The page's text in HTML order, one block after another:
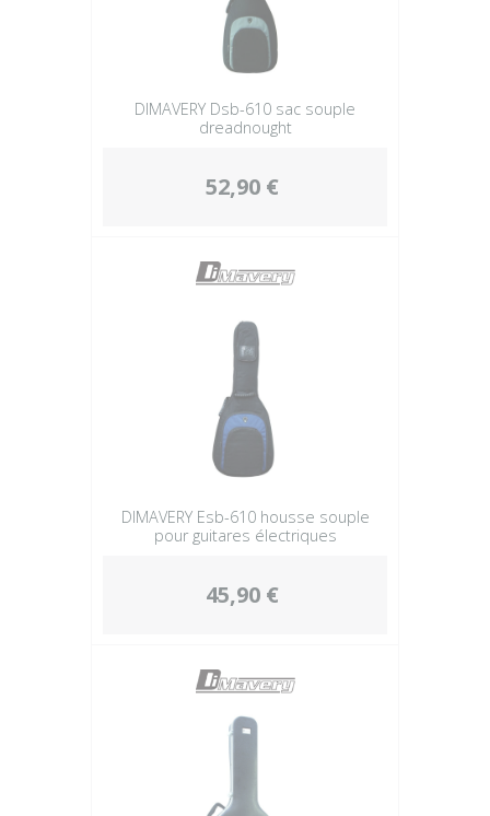
DIMAVERY Dsb-610 sac souple
dreadnought
52,90 €
DIMAVERY Esb-610 housse souple
pour guitares électriques
45,90 €